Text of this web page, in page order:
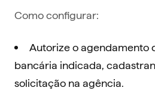
Como configurar:
Autorize o agendamento
bancária indicada,
solicitação na agência.